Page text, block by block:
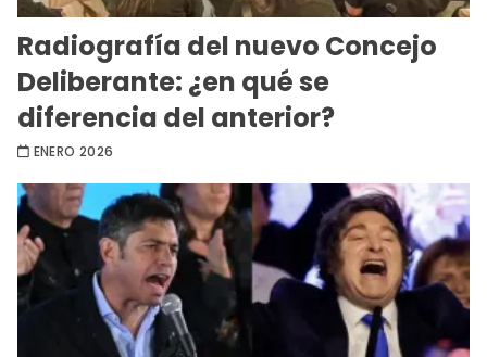
Radiografía del nuevo Concejo
Deliberante: ¿en qué se
diferencia del anterior?
ENERO 2026